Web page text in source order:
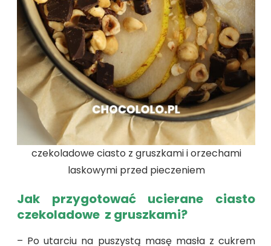
czekoladowe ciasto z gruszkami i orzechami
laskowymi przed pieczeniem
Jak przygotować ucierane ciasto
czekoladowe z gruszkami?
– Po utarciu na puszystą masę masła z cukrem